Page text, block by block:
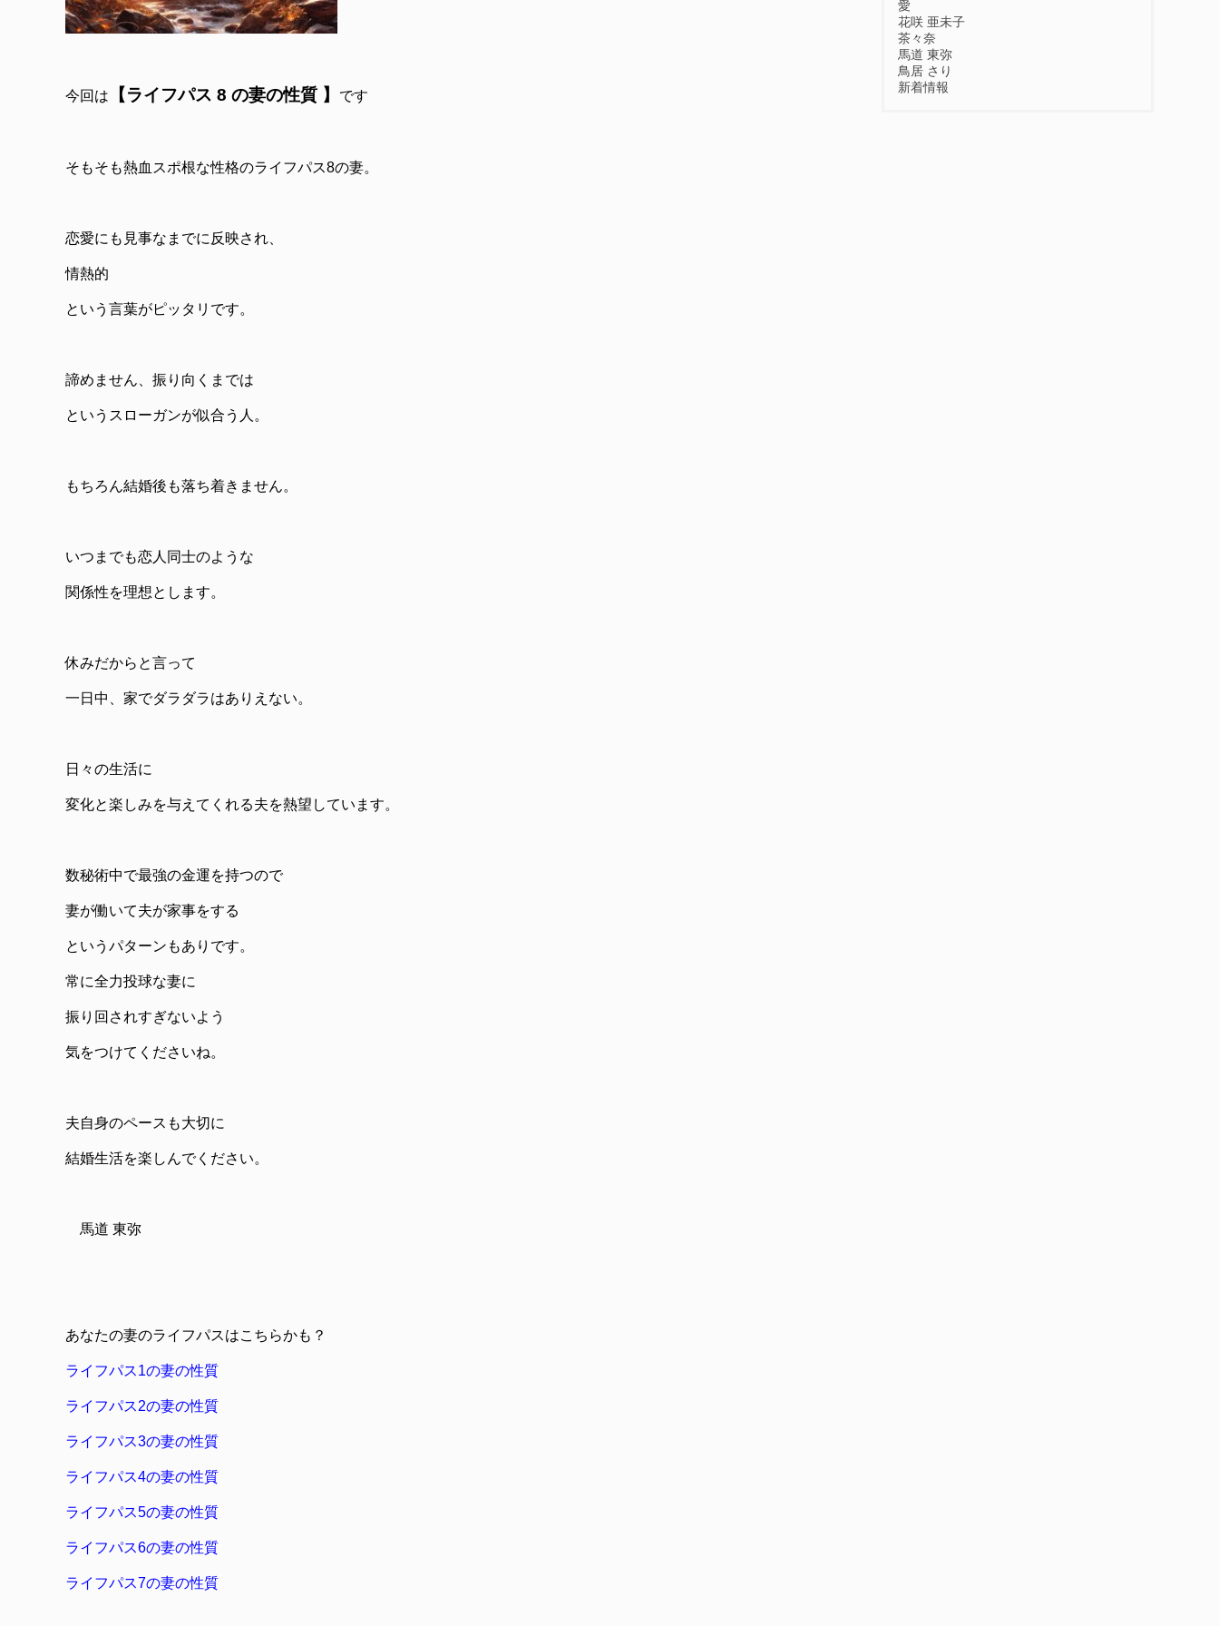
今回は 【 ライフパス 8 の妻の性質 】 です
そもそも熱血スポ根な性格のライフパス8の妻。
恋愛にも見事なまでに反映され、
情熱的
という言葉がピッタリです。
諦めません、振り向くまでは
というスローガンが似合う人。
もちろん結婚後も落ち着きません。
いつまでも恋人同士のような
関係性を理想とします。
休みだからと言って
一日中、家でダラダラはありえない。
日々の生活に
変化と楽しみを与えてくれる夫を熱望しています。
数秘術中で最強の金運を持つので
妻が働いて夫が家事をする
というパターンもありです。
常に全力投球な妻に
振り回されすぎないよう
気をつけてくださいね。
夫自身のペースも大切に
結婚生活を楽しんでください。
馬道 東弥
あなたの妻のライフパスはこちらかも？
ライフパス1の妻の性質
ライフパス2の妻の性質
ライフパス3の妻の性質
ライフパス4の妻の性質
ライフパス5の妻の性質
ライフパス6の妻の性質
ライフパス7の妻の性質
愛
花咲 亜未子
茶々奈
馬道 東弥
鳥居 さり
新着情報